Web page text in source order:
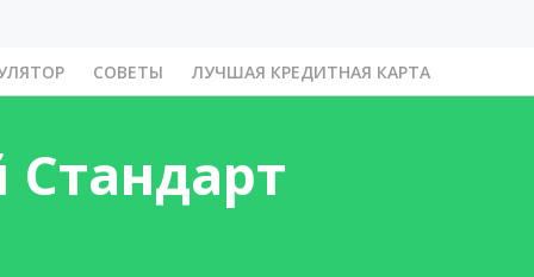
СОВЕТЫ ЛУЧШАЯ КРЕДИТНАЯ КАРТА